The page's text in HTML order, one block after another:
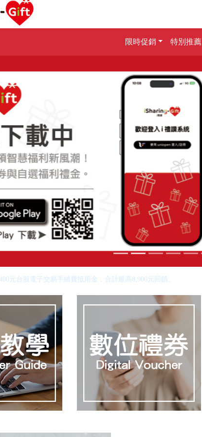
限時促銷 特別推薦
元台股電子交易手續費抵用金，合計最高8,900元回饋。